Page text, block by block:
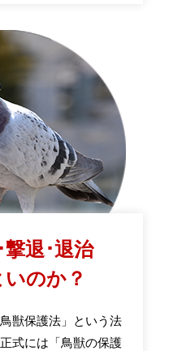
退･退治
のか？
獣保護法」という法
式には「鳥獣の保護